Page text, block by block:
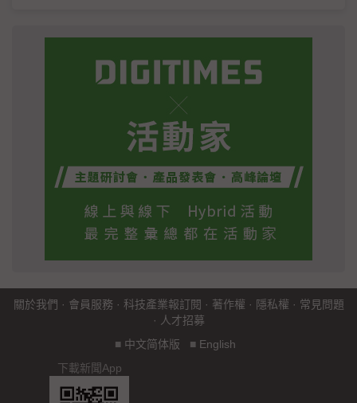
關於我們 · 會員服務 · 科技產業報訂閱 · 著作權 · 隱私權 · 常見問題
· 人才招募
■ 中文简体版 ■ English
下載新聞App